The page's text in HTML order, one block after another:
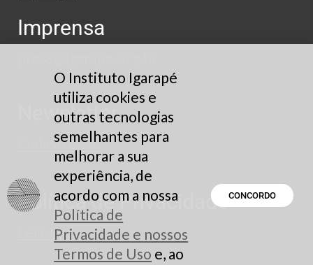
Imprensa
Newsletter
Cadastre-se
Política de Privacidade
Leia aqui
O Instituto Igarapé
utiliza cookies e
outras tecnologias
semelhantes para
melhorar a sua
experiência, de
acordo com a nossa
Política de
Privacidade e nossos
Termos de Uso e, ao
CONCORDO